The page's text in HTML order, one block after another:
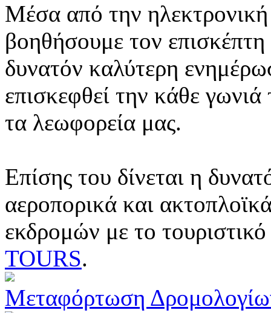
Μέσα από την ηλεκτρονική
βοηθήσουμε τον
δυνατόν καλύτερη
επισκεφθεί την κάθε
τα λεωφορεία μας.
Επίσης του δίνεται η
αεροπορικά και
εκδρομών με το
TOURS.
Μεταφόρτωση